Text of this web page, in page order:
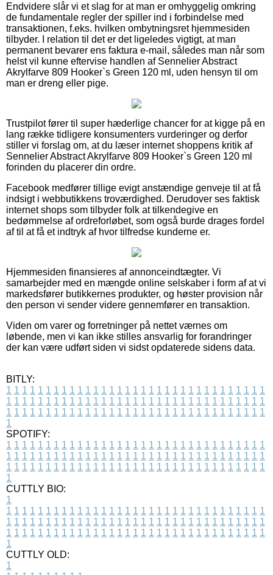
Endvidere slår vi et slag for at man er omhyggelig omkring
de fundamentale regler der spiller ind i forbindelse med
transaktionen, f.eks. hvilken ombytningsret hjemmesiden
tilbyder. I relation til det er det ligeledes vigtigt, at man
permanent bevarer ens faktura e-mail, således man når som
helst vil kunne eftervise handlen af Sennelier Abstract
Akrylfarve 809 Hooker`s Green 120 ml, uden hensyn til om
man er dreng eller pige.
Trustpilot fører til super hæderlige chancer for at kigge på en
lang række tidligere konsumenters vurderinger og derfor
stiller vi forslag om, at du læser internet shoppens kritik af
Sennelier Abstract Akrylfarve 809 Hooker`s Green 120 ml
forinden du placerer din ordre.
Facebook medfører tillige evigt anstændige genveje til at få
indsigt i webbutikkens troværdighed. Derudover ses faktisk
internet shops som tilbyder folk at tilkendegive en
bedømmelse af ordreforløbet, som også burde drages fordel
af til at få et indtryk af hvor tilfredse kunderne er.
Hjemmesiden finansieres af annonceindtægter. Vi
samarbejder med en mængde online selskaber i form af at vi
markedsfører butikkernes produkter, og høster provision når
den person vi sender videre gennemfører en transaktion.
Viden om varer og forretninger på nettet værnes om
løbende, men vi kan ikke stilles ansvarlig for forandringer
der kan være udført siden vi sidst opdaterede sidens data.
BITLY:
1 1 1 1 1 1 1 1 1 1 1 1 1 1 1 1 1 1 1 1 1 1 1 1 1 1 1 1 1 1 1 1 1
1 1 1 1 1 1 1 1 1 1 1 1 1 1 1 1 1 1 1 1 1 1 1 1 1 1 1 1 1 1 1 1 1
1 1 1 1 1 1 1 1 1 1 1 1 1 1 1 1 1 1 1 1 1 1 1 1 1 1 1 1 1 1 1 1 1
1
SPOTIFY:
1 1 1 1 1 1 1 1 1 1 1 1 1 1 1 1 1 1 1 1 1 1 1 1 1 1 1 1 1 1 1 1 1
1 1 1 1 1 1 1 1 1 1 1 1 1 1 1 1 1 1 1 1 1 1 1 1 1 1 1 1 1 1 1 1 1
1 1 1 1 1 1 1 1 1 1 1 1 1 1 1 1 1 1 1 1 1 1 1 1 1 1 1 1 1 1 1 1 1
1
CUTTLY BIO:
1
1 1 1 1 1 1 1 1 1 1 1 1 1 1 1 1 1 1 1 1 1 1 1 1 1 1 1 1 1 1 1 1 1
1 1 1 1 1 1 1 1 1 1 1 1 1 1 1 1 1 1 1 1 1 1 1 1 1 1 1 1 1 1 1 1 1
1 1 1 1 1 1 1 1 1 1 1 1 1 1 1 1 1 1 1 1 1 1 1 1 1 1 1 1 1 1 1 1 1
1
CUTTLY OLD:
1